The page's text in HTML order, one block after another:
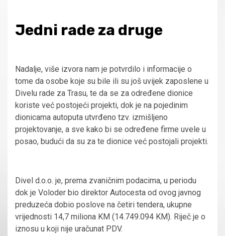
Jedni rade za druge
Nadalje, više izvora nam je potvrdilo i informacije o
tome da osobe koje su bile ili su još uvijek zaposlene u
Divelu rade za Trasu, te da se za određene dionice
koriste već postojeći projekti, dok je na pojedinim
dionicama autoputa utvrđeno tzv. izmišljeno
projektovanje, a sve kako bi se određene firme uvele u
posao, budući da su za te dionice već postojali projekti.
Divel d.o.o. je, prema zvaničnim podacima, u periodu
dok je Voloder bio direktor Autocesta od ovog javnog
preduzeća dobio poslove na četiri tendera, ukupne
vrijednosti 14,7 miliona KM (14.749.094 KM). Riječ je o
iznosu u koji nije uračunat PDV.